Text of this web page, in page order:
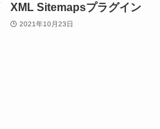
XML Sitemapsプラグイン
2021年10月23日